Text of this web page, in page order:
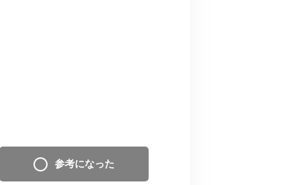
参考になった